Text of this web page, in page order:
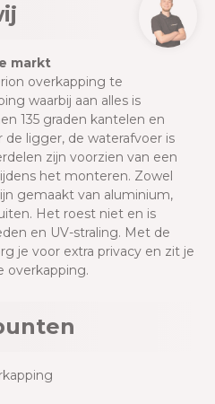
markt
overkapping te
waarbij aan alles is
135 graden kantelen en
ligger, de waterafvoer is
zijn voorzien van een
het monteren. Zowel
gemaakt van aluminium,
Het roest niet en is
en UV-straling. Met de
je voor extra privacy en zit je
overkapping.